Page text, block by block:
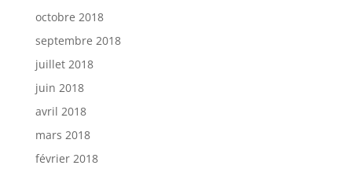
octobre 2018
septembre 2018
juillet 2018
juin 2018
avril 2018
mars 2018
février 2018